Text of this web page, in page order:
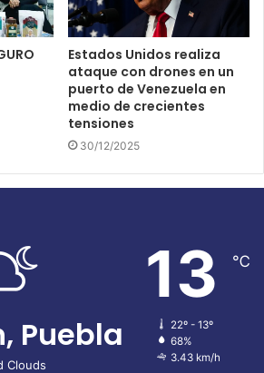
Estados Unidos realiza
ataque con drones en un
puerto de Venezuela en
medio de crecientes
tensiones
30/12/2025
Puebla
Clouds
13 ℃
22º - 13º
68%
3.43 km/h